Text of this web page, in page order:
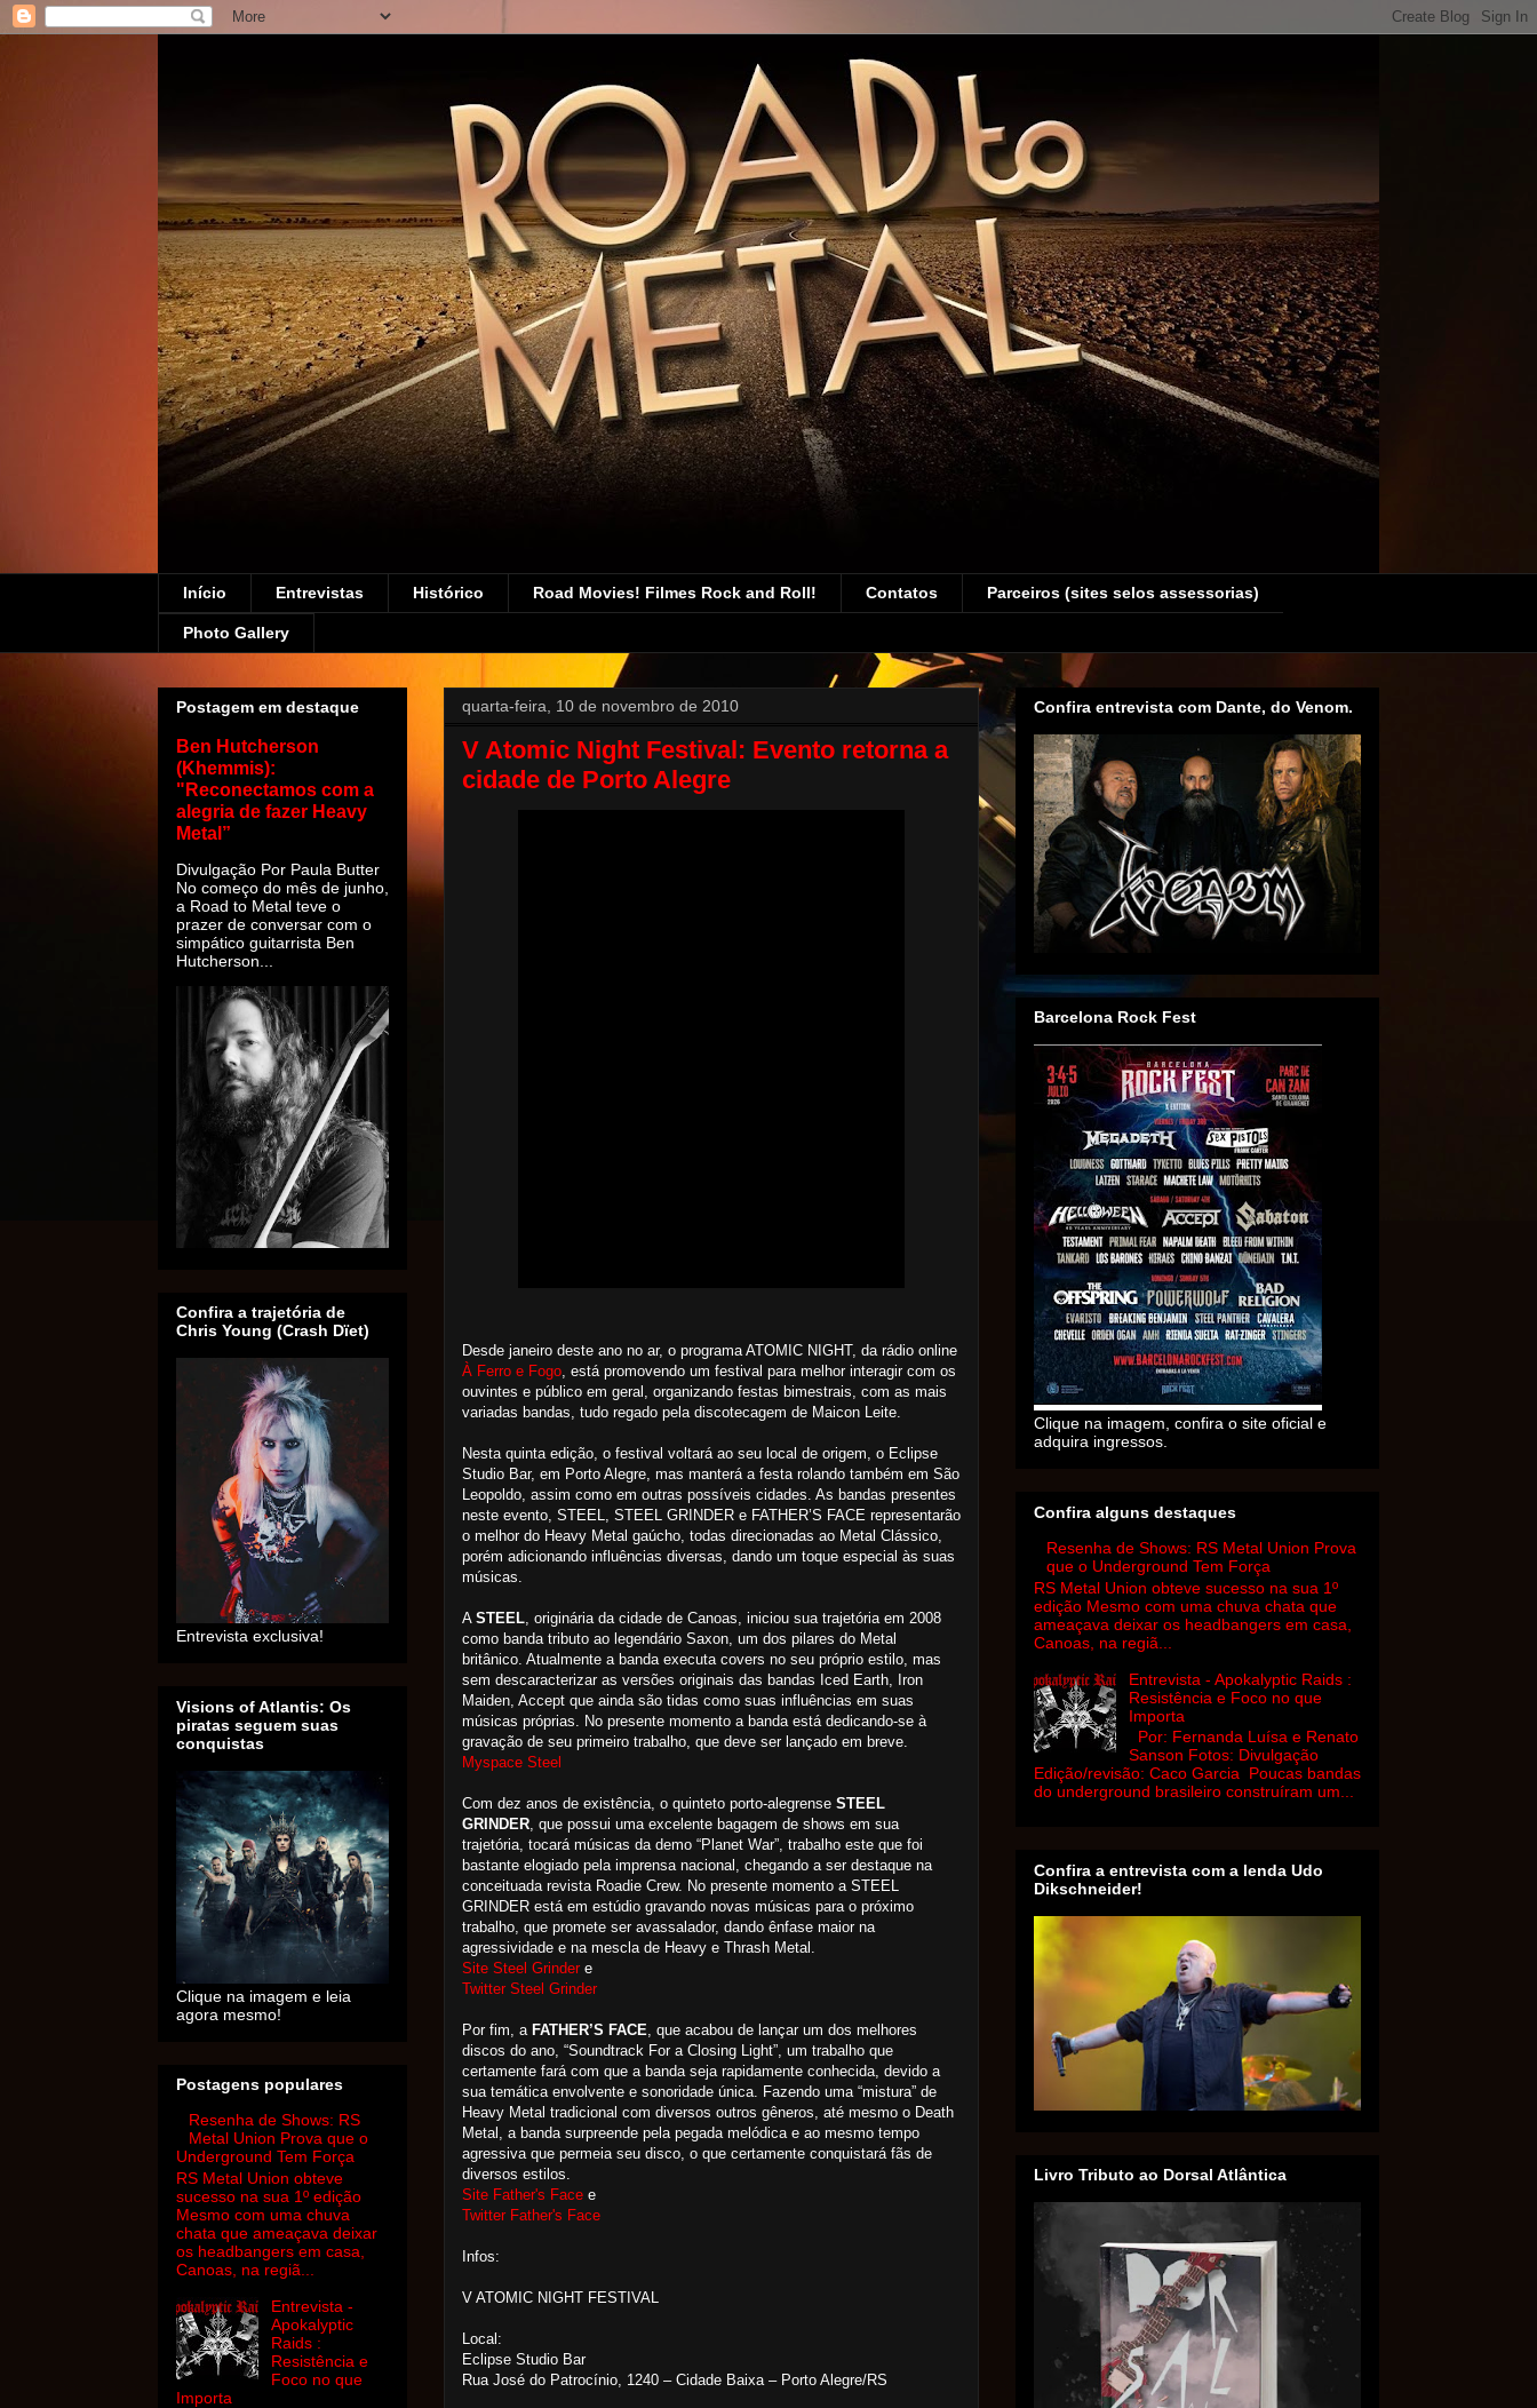
Início Entrevistas Histórico Road Movies! Filmes Rock and Roll! Contatos Parceiros (sites selos assessorias)
Photo Gallery
quarta-feira, 10 de novembro de 2010
V Atomic Night Festival: Evento retorna a
cidade de Porto Alegre
Desde janeiro deste ano no ar, o programa ATOMIC NIGHT, da rádio online
À Ferro e Fogo , está promovendo um festival para melhor interagir com os
ouvintes e público em geral, organizando festas bimestrais, com as mais
variadas bandas, tudo regado pela discotecagem de Maicon Leite.
Nesta quinta edição, o festival voltará ao seu local de origem, o Eclipse
Studio Bar, em Porto Alegre, mas manterá a festa rolando também em São
Leopoldo, assim como em outras possíveis cidades. As bandas presentes
neste evento, STEEL, STEEL GRINDER e FATHER’S FACE representarão
o melhor do Heavy Metal gaúcho, todas direcionadas ao Metal Clássico,
porém adicionando influências diversas, dando um toque especial às suas
músicas.
A STEEL , originária da cidade de Canoas, iniciou sua trajetória em 2008
como banda tributo ao legendário Saxon, um dos pilares do Metal
britânico. Atualmente a banda executa covers no seu próprio estilo, mas
sem descaracterizar as versões originais das bandas Iced Earth, Iron
Maiden, Accept que ainda são tidas como suas influências em suas
músicas próprias. No presente momento a banda está dedicando-se à
gravação de seu primeiro trabalho, que deve ser lançado em breve.
Myspace Steel
Com dez anos de existência, o quinteto porto-alegrense STEEL
GRINDER , que possui uma excelente bagagem de shows em sua
trajetória, tocará músicas da demo “Planet War”, trabalho este que foi
bastante elogiado pela imprensa nacional, chegando a ser destaque na
conceituada revista Roadie Crew. No presente momento a STEEL
GRINDER está em estúdio gravando novas músicas para o próximo
trabalho, que promete ser avassalador, dando ênfase maior na
agressividade e na mescla de Heavy e Thrash Metal.
Site Steel Grinder e
Twitter Steel Grinder
Por fim, a FATHER’S FACE , que acabou de lançar um dos melhores
discos do ano, “Soundtrack For a Closing Light”, um trabalho que
certamente fará com que a banda seja rapidamente conhecida, devido a
sua temática envolvente e sonoridade única. Fazendo uma “mistura” de
Heavy Metal tradicional com diversos outros gêneros, até mesmo o Death
Metal, a banda surpreende pela pegada melódica e ao mesmo tempo
agressiva que permeia seu disco, o que certamente conquistará fãs de
diversos estilos.
Site Father's Face e
Twitter Father's Face
Infos:
V ATOMIC NIGHT FESTIVAL
Local:
Eclipse Studio Bar
Rua José do Patrocínio, 1240 – Cidade Baixa – Porto Alegre/RS
Postagem em destaque
Ben Hutcherson
(Khemmis):
"Reconectamos com a
alegria de fazer Heavy
Metal”
Divulgação Por Paula Butter
No começo do mês de junho,
a Road to Metal teve o
prazer de conversar com o
simpático guitarrista Ben
Hutcherson...
Confira a trajetória de
Chris Young (Crash Dïet)
Entrevista exclusiva!
Visions of Atlantis: Os
piratas seguem suas
conquistas
Clique na imagem e leia
agora mesmo!
Postagens populares
Resenha de Shows: RS
Metal Union Prova que o
Underground Tem Força
RS Metal Union obteve
sucesso na sua 1º edição
Mesmo com uma chuva
chata que ameaçava deixar
os headbangers em casa,
Canoas, na regiã...
Entrevista -
Apokalyptic
Raids :
Resistência e
Foco no que
Importa
Confira entrevista com Dante, do Venom.
Barcelona Rock Fest
Clique na imagem, confira o site oficial e
adquira ingressos.
Confira alguns destaques
Resenha de Shows: RS Metal Union Prova
que o Underground Tem Força
RS Metal Union obteve sucesso na sua 1º
edição Mesmo com uma chuva chata que
ameaçava deixar os headbangers em casa,
Canoas, na regiã...
Entrevista - Apokalyptic Raids :
Resistência e Foco no que
Importa
Por: Fernanda Luísa e Renato
Sanson Fotos: Divulgação
Edição/revisão: Caco Garcia Poucas bandas
do underground brasileiro construíram um...
Confira a entrevista com a lenda Udo
Dikschneider!
Livro Tributo ao Dorsal Atlântica